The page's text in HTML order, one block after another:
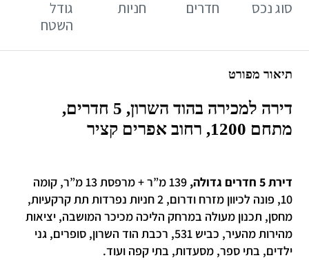
סוג נכס
חדרים
חניות
גודל
השטח
תיאור מפורט
דירה למכירה בהוד השרון, 5 חדרים,
מתחם 1200, רחוב אפרים קציר
דירת 5 חדרים גדולה,
139 מ”ר + מרפסת 13 מ”ר, קומה
10, פונה לכיוון מזרח ודרום, 2 חניות נפרדות תת קרקעיות,
מחסן, תכנון מעולה במרחק הליכה מכיכר המושבה, יציאות
מהירות מהעיר, כביש 531, רכבת הוד השרון, סופרים, גני
ילדים, בתי ספר, מסעדות, בתי קפה ועוד.